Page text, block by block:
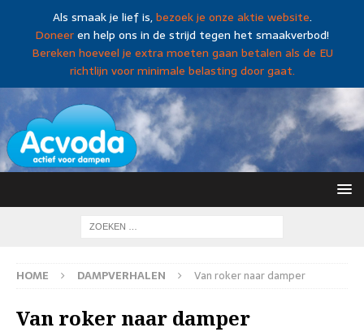
Als smaak je lief is,bezoek je onze aktie website.
Doneeren help ons in de strijd tegen het smaakverbod!
Bereken hoeveel je extra moeten gaan betalen als de EU
richtlijn voor minimale belasting door gaat.
HOME DAMPVERHALEN Van roker naar damper
Van roker naar damper